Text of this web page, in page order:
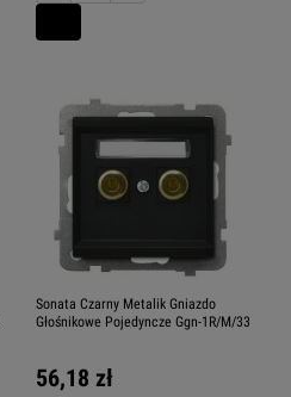
Sonata Czarny Metalik Gniazdo
Głośnikowe Pojedyncze Ggn-1R/M/33
56,18 zł